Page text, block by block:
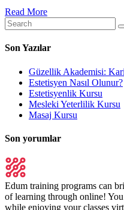
Read More
Son Yazılar
Güzellik Akademisi:
Estetisyen Nasıl Olunur?
Estetisyenlik Kursu
Mesleki Yeterlilik Kursu
Masaj Kursu
Son yorumlar
Edum training programs can
of learning through online!
while enjoying your classes